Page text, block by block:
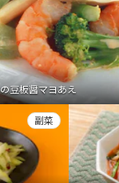
問い合わせ
みょうが ゴーヤ
豆板醤マヨあえ
副菜